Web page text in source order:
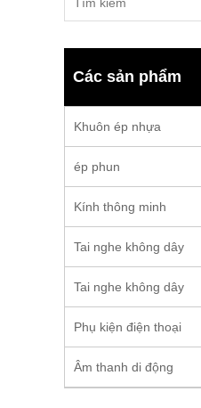
Các sản phẩm
Khuôn ép nhựa
ép phun
Kính thông minh
Tai nghe không dây
Tai nghe không dây
Phụ kiện điện thoại
Âm thanh di động